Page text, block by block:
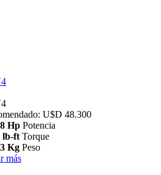
U$D 48.300
Hp Potencia
lb-ft Torque
Kg Peso
más